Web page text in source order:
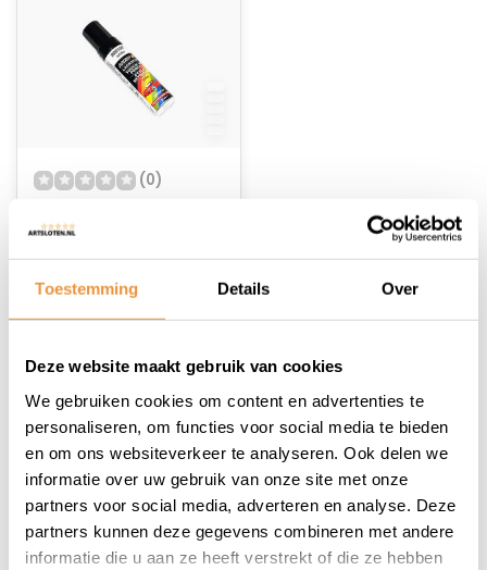
Toestemming Details Over
Deze website maakt gebruik van cookies
We gebruiken cookies om content en advertenties te
personaliseren, om functies voor social media te bieden
en om ons websiteverkeer te analyseren. Ook delen we
informatie over uw gebruik van onze site met onze
partners voor social media, adverteren en analyse. Deze
partners kunnen deze gegevens combineren met andere
informatie die u aan ze heeft verstrekt of die ze hebben
(0)
14,95
1